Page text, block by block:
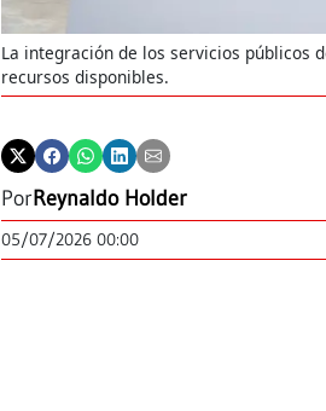
La integración de los servicios públicos
recursos disponibles.
PorReynaldo Holder
05/07/2026 00:00